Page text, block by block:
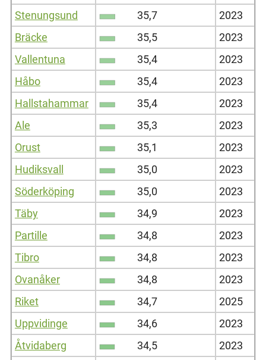
Stenungsund
35,7
2023
Bräcke
35,5
2023
Vallentuna
35,4
2023
Håbo
35,4
2023
Hallstahammar
35,4
2023
Ale
35,3
2023
Orust
35,1
2023
Hudiksvall
35,0
2023
Söderköping
35,0
2023
Täby
34,9
2023
Partille
34,8
2023
Tibro
34,8
2023
Ovanåker
34,8
2023
Riket
34,7
2025
Uppvidinge
34,6
2023
Åtvidaberg
34,5
2023